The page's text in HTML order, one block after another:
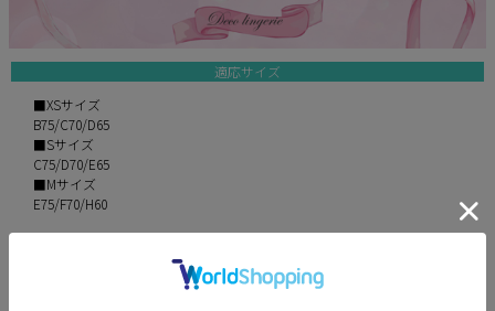
適応サイズ
■XSサイズ
B75/C70/D65
■Sサイズ
C75/D70/E65
■Mサイズ
E75/F70/H60
※アンダー部分、肩紐はストレッチ素材ですので５〜１０cm程調節が